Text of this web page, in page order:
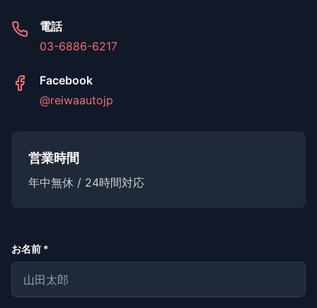
電話
03-6886-6217
Facebook
@reiwaautojp
営業時間
年中無休 / 24時間対応
お名前 *